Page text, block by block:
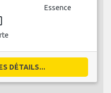
Essence
DÉTAILS...